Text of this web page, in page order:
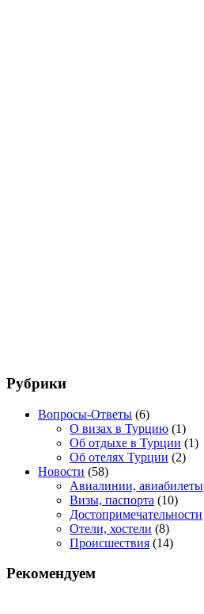
Рубрики
Вопросы-Ответы (6)
О визах в Турцию (1)
Об отдыхе в Турции (1)
Об отелях Турции (2)
Новости (58)
Авиалинии, авиабилеты
Визы, паспорта (10)
Достопримечательности
Отели, хостели (8)
Происшествия (14)
Рекомендуем